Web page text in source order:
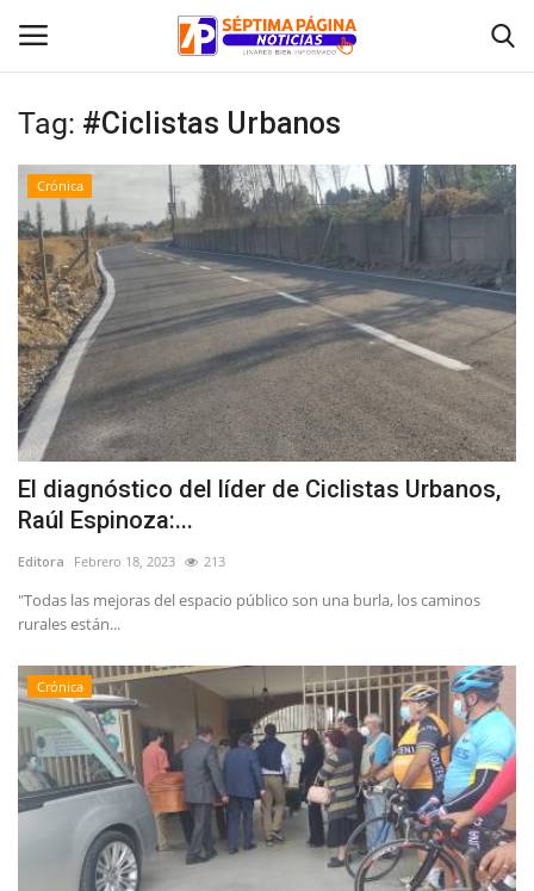
Inicio
Crónica
Policial
Tribunales
Deporte
Política
Espectáculos
Tag: #Ciclistas Urbanos
Crónica
El diagnóstico del líder de Ciclistas Urbanos,
Raúl Espinoza:...
Editora Febrero 18, 2023 213
"Todas las mejoras del espacio público son una burla, los caminos
rurales están...
Crónica